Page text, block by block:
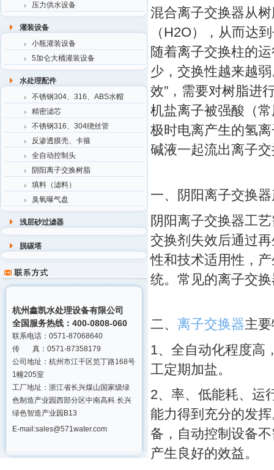
压力供水设备
灌装设备
小瓶灌装设备
5加仑大桶灌装设备
水处理配件
不锈钢304、316、ABS水帽
精密滤芯
不锈钢316、304绕丝管
反渗透膜壳、卡箍
全自动控制头
阴阳离子交换树脂
填料（滤料）
臭氧曝气盘
浅层砂过滤器
脱碳塔
杭州鑫凯水处理设备有限公司
全国服务热线：400-0808-060
联系电话：0571-87068640
传 真：0571-87358179
公司地址：杭州市江干区笕丁路168号
1幢205室
工厂地址：浙江省长兴煤山国家级绿
色制造产业园西部分区中南高科.长兴
绿色智造产业园B13
E-mail:sales@571water.com
混合离子交换器从
（H2O），从而达
随着离子交换柱的
少，交换性越来越
效”，需要对树脂进
机盐离子被强酸（
极时电离产生的氢
碱液一起流出离子
一、阴阳离子交换
阴阳离子交换器工
交换剂失效后通过
性和技术适用性，
统。常见的离子
二、 离子交换器主
1、全自动化程度高
工定期加盐。
2、率、低能耗、运
能力得到充分的发
备，自动控制设备
产生良好的效益。